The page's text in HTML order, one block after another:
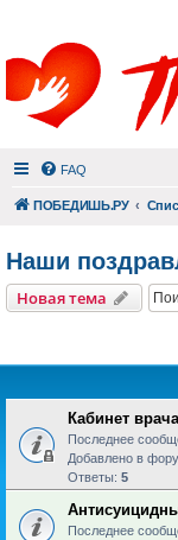
FAQ
ПОБЕДИШЬ.РУ
Наши
Новая тема
Кабинет
Последнее
Добавлено в
Ответы: 5
Последнее